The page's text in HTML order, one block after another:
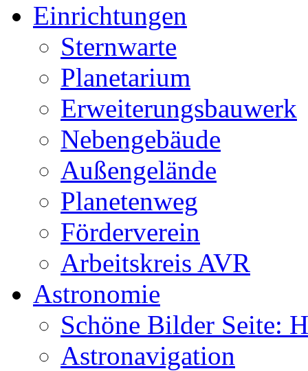
Einrichtungen
Sternwarte
Planetarium
Erweiterungsbauwerk
Nebengebäude
Außengelände
Planetenweg
Förderverein
Arbeitskreis AVR
Astronomie
Schöne Bilder Seite:
Astronavigation